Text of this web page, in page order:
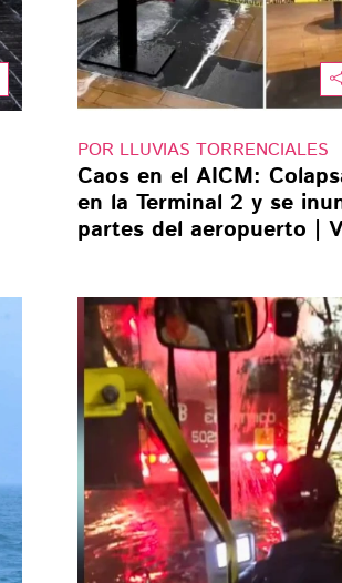
POR LLUVIAS TORRENCIALES
Caos en el AICM:
en la Terminal 2 y se inundan
partes del aeropuerto |